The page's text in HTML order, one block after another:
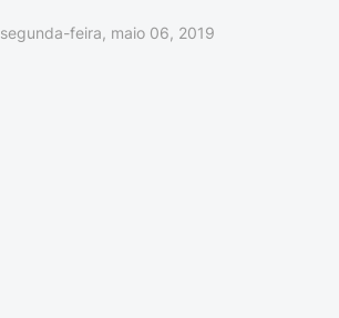
segunda-feira, maio 06, 2019